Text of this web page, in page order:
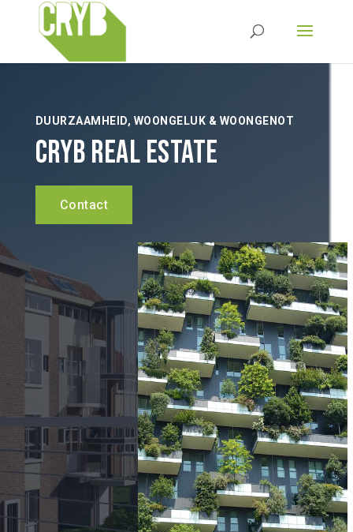
DUURZAAMHEID, WOONGELUK & WOONGENOT
CRYB Real Estate
Contact